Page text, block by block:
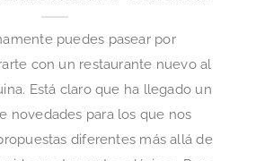
puedes pasear por
con un restaurante nuevo al
Está claro que ha llegado un
novedades para los que nos
diferentes más allá de